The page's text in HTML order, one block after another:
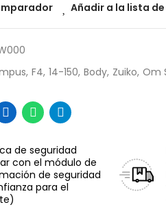
Añadir a la lista
F4 14-150 Body Zuiko Om
de seguridad
con el módulo de
de seguridad
para el